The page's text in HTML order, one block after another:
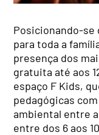
Posicionando-se
para toda a
presença dos
gratuita até aos
espaço F Kids,
pedagógicas
ambiental entre
entre dos 6 aos